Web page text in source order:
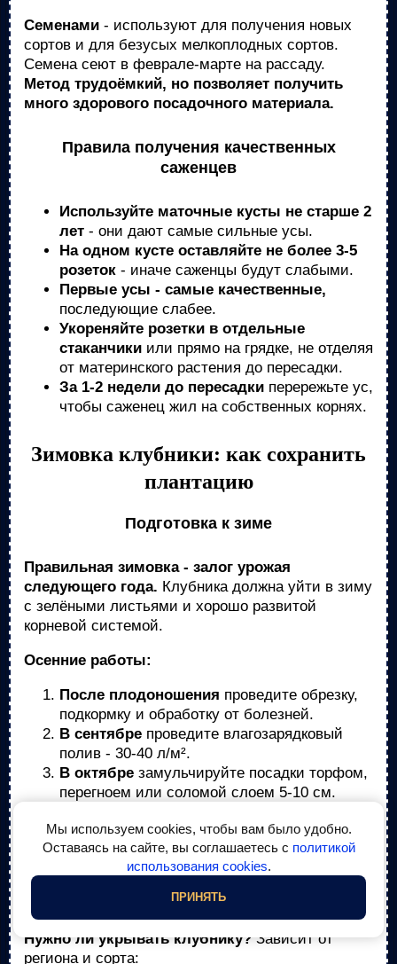
Семенами - используют для получения новых
сортов и для безусых мелкоплодных сортов.
Семена сеют в феврале-марте на рассаду.
Метод трудоёмкий, но позволяет получить
много здорового посадочного материала.
Правила получения качественных
саженцев
Используйте маточные кусты не старше 2
лет - они дают самые сильные усы.
На одном кусте оставляйте не более 3-5
розеток - иначе саженцы будут слабыми.
Первые усы - самые качественные,
последующие слабее.
Укореняйте розетки в отдельные
стаканчики или прямо на грядке, не отделяя
от материнского растения до пересадки.
За 1-2 недели до пересадки перережьте ус,
чтобы саженец жил на собственных корнях.
Зимовка клубники: как сохранить
плантацию
Подготовка к зиме
Правильная зимовка - залог урожая
следующего года. Клубника должна уйти в зиму
с зелёными листьями и хорошо развитой
корневой системой.
Осенние работы:
После плодоношения проведите обрезку,
подкормку и обработку от болезней.
В сентябре проведите влагозарядковый
полив - 30-40 л/м².
В октябре замульчируйте посадки торфом,
перегноем или соломой слоем 5-10 см.
посадки спанбондом плотностью 60 г/м² в 1-
2 слоя.
Укрытие на зиму
Нужно ли укрывать клубнику?Зависит от
региона и сорта:
Мы используем cookies, чтобы вам было удобно.
Оставаясь на сайте, вы соглашаетесь с политикой
использования cookies.
ПРИНЯТЬ